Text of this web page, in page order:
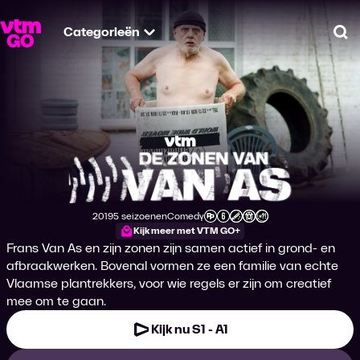
Categorieën
De Zonen van Van
Productiejaar
20195 seizoenen
Genre
Comedy
Leeftijdsclassificatie
Kijk meer met VTM GO+
Frans Van As en zijn zonen zijn samen actief in grond- en
afbraakwerken. Bovenal vormen ze een familie van echte
Vlaamse plantrekkers, voor wie regels er zijn om creatief
mee om te gaan.
Kijk nu S1 - A1